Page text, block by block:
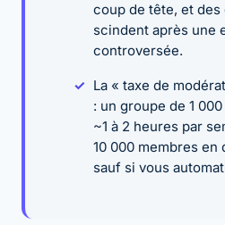
coup de tête, et des
scindent après une
controversée.
La « taxe de
: un groupe de 1
~1 à 2 heures par
10 000 membres en
sauf si vous